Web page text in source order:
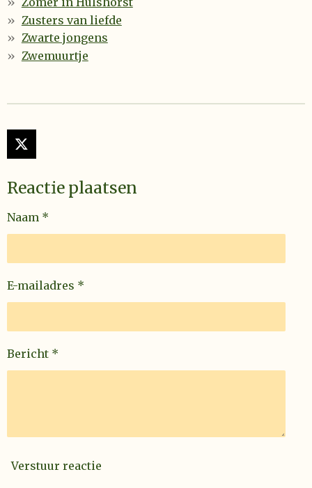
Zusters van liefde
Zwarte jongens
Zwemuurtje
X
Reactie plaatsen
Naam *
E-mailadres *
Bericht *
Verstuur reactie